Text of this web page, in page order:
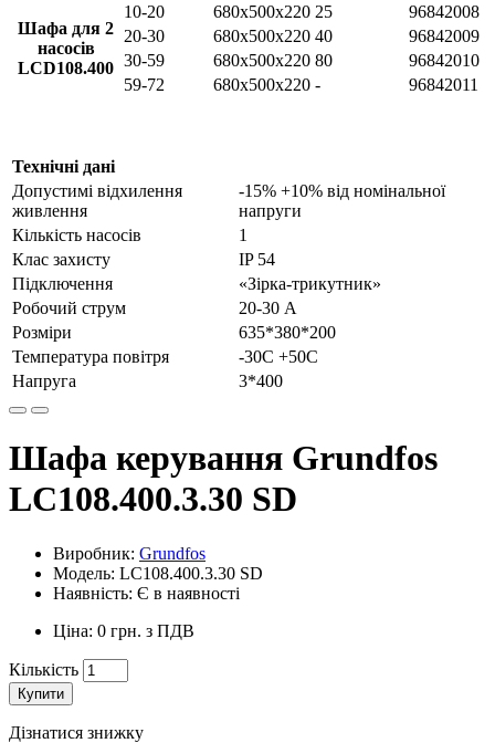
Шафа для 2
насосів
LCD108.400
10-20 680x500x220 25
96842008
20-30
680x500x220 40
96842009
30-59
680x500x220 80
96842010
59-72
680x500x220 - 96842011
Технічні дані
Допустимі відхилення
живлення
-15% +10% від номінальної
напруги
Кількість насосів
1
Клас захисту
IP 54
Підключення
«Зірка-трикутник»
Робочий струм
20-30 А
Розміри
635*380*200
Температура повітря
-30С +50С
Напруга
3*400
Шафа керування Grundfos
LC108.400.3.30 SD
Виробник: Grundfos
Модель: LC108.400.3.30 SD
Наявність: Є в наявності
Ціна: 0 грн. з ПДВ
Кількість
Купити
Дізнатися знижку